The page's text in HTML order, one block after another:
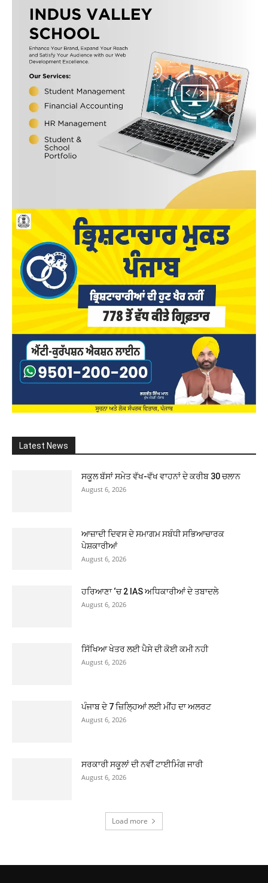
Latest News
ਸਕੂਲ ਬੱਸਾਂ ਸਮੇਤ ਵੱਖ-ਵੱਖ ਵਾਹਨਾਂ ਦੇ ਕਰੀਬ 30 ਚਲਾਨ
August 6, 2026
ਆਜ਼ਾਦੀ ਦਿਵਸ ਦੇ ਸਮਾਗਮ ਸਬੰਧੀ ਸਭਿਆਚਾਰਕ
ਪੇਸ਼ਕਾਰੀਆਂ
August 6, 2026
ਹਰਿਆਣਾ ‘ਚ 2 IAS ਅਧਿਕਾਰੀਆਂ ਦੇ ਤਬਾਦਲੇ
August 6, 2026
ਸਿੱਖਿਆ ਖੇਤਰ ਲਈ ਪੈਸੇ ਦੀ ਕੋਈ ਕਮੀ ਨਹੀ
August 6, 2026
ਪੰਜਾਬ ਦੇ 7 ਜ਼ਿਲ੍ਹਿਆਂ ਲਈ ਮੀਂਹ ਦਾ ਅਲਰਟ
August 6, 2026
ਸਰਕਾਰੀ ਸਕੂਲਾਂ ਦੀ ਨਵੀਂ ਟਾਈਮਿੰਗ ਜਾਰੀ
August 6, 2026
Load more